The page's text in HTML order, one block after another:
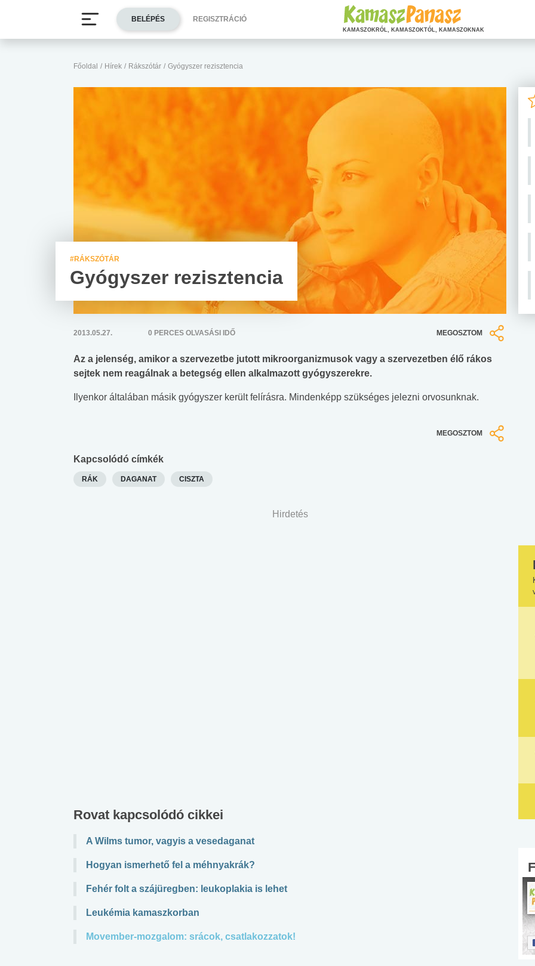
Főoldal / Hírek / Rákszótár / Gyógyszer rezisztencia
#RÁKSZÓTÁR
Gyógyszer rezisztencia
2013.05.27. 0 PERCES OLVASÁSI IDŐ MEGOSZTOM
Az a jelenség, amikor a szervezetbe jutott mikroorganizmusok vagy a szervezetben élő rákos
sejtek nem reagálnak a betegség ellen alkalmazott gyógyszerekre.
Ilyenkor általában másik gyógyszer került felírásra. Mindenképp szükséges jelezni orvosunknak.
MEGOSZTOM
Kapcsolódó címkék
RÁK DAGANAT CISZTA
Hirdetés
Rovat kapcsolódó cikkei
A Wilms tumor, vagyis a vesedaganat
Hogyan ismerhető fel a méhnyakrák?
Fehér folt a szájüregben: leukoplakia is lehet
Leukémia kamaszkorban
Movember-mozgalom: srácok, csatlakozzatok!
BELÉPÉS REGISZTRÁCIÓ
KAMASZOKRÓL, KAMASZOKTÓL, KAMASZOKNAK